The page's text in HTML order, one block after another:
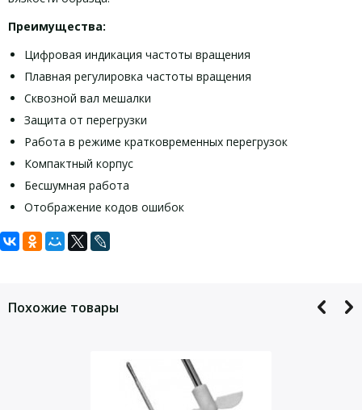
Преимущества:
Цифровая индикация частоты вращения
Плавная регулировка частоты вращения
Сквозной вал мешалки
Защита от перегрузки
Работа в режиме кратковременных перегрузок
Компактный корпус
Бесшумная работа
Отображение кодов ошибок
Технические характеристики:
Индикатор скорости
7 сегментная диодная
Разрешенное время во вкл.
100 %
Задать вопрос
Похожие товары